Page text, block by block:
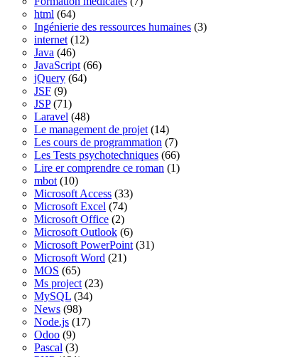
html (64)
Ingénierie des ressources humaines (3)
internet (12)
Java (46)
JavaScript (66)
jQuery (64)
JSF (9)
JSP(71)
Laravel (48)
Le management de projet (14)
Les cours de programmation (7)
Les Tests psychotechniques (66)
Lire er comprendre ce roman (1)
mbot (10)
Microsoft Access (33)
Microsoft Excel (74)
Microsoft Office (2)
Microsoft Outlook (6)
Microsoft PowerPoint (31)
Microsoft Word (21)
MOS (65)
Ms project (23)
MySQL (34)
News (98)
Node.js (17)
Odoo (9)
Pascal (3)